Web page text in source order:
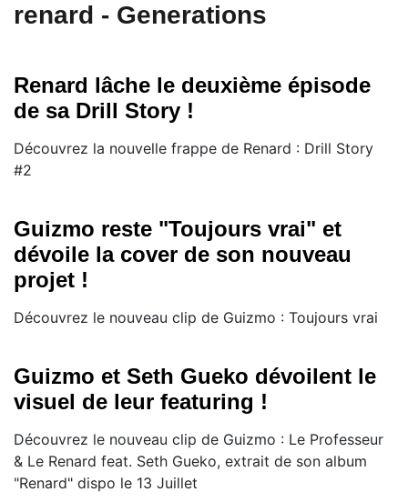
renard - Generations
Renard lâche le deuxième épisode
de sa Drill Story !
Découvrez la nouvelle frappe de Renard : Drill Story
#2
Guizmo reste "Toujours vrai" et
dévoile la cover de son nouveau
projet !
Découvrez le nouveau clip de Guizmo : Toujours vrai
Guizmo et Seth Gueko dévoilent le
visuel de leur featuring !
Découvrez le nouveau clip de Guizmo : Le Professeur
& Le Renard feat. Seth Gueko, extrait de son album
"Renard" dispo le 13 Juillet